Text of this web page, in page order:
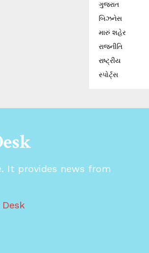
ગુજરાત
બિઝનેસ
મારું શહેર
રાજનીતિ
રાષ્ટ્રીય
સ્પોર્ટ્સ
It provides news from